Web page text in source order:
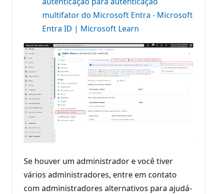
multifator do Microsoft Entra - Microsoft
Entra ID | Microsoft Learn
Se houver um administrador e você tiver
vários administradores, entre em contato
com administradores alternativos para ajudá-